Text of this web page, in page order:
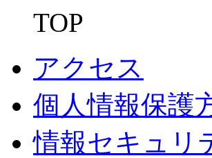
TOP
アクセス
個人情報保護
情報セキュリ